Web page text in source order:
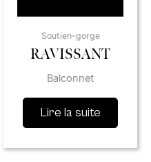
Soutien-gorge
RAVISSANT
Balconnet
Lire la suite